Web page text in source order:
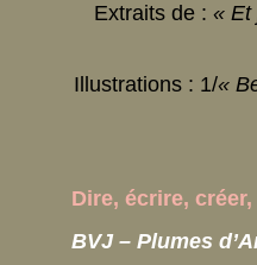
Extraits de : « Et
Illustrations : 1/«
Dire, écrire, créer,
BVJ – Plumes